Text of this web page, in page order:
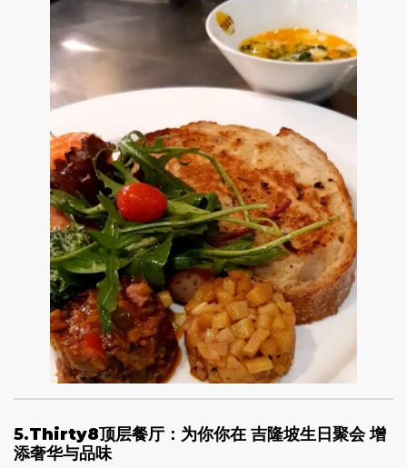
5.Thirty8顶层餐厅：为你你在 吉隆坡生日聚会 增
添奢华与品味